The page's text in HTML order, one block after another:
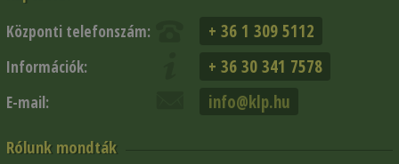
Központi telefonszám: + 36 1 309 5112
Információk: + 36 30 341 7578
E-mail: info@klp.hu
Rólunk mondták